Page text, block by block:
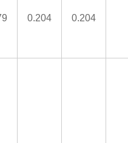
0.204 0.204